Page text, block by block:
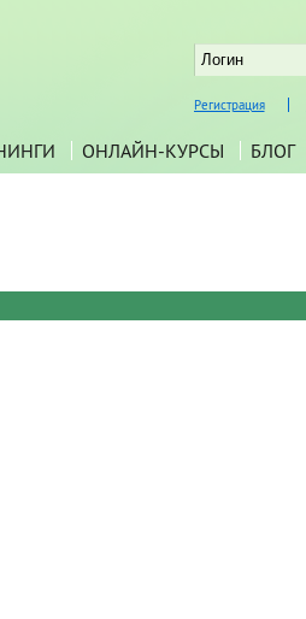
Регистрация
ОНЛАЙН-КУРСЫ БЛОГ